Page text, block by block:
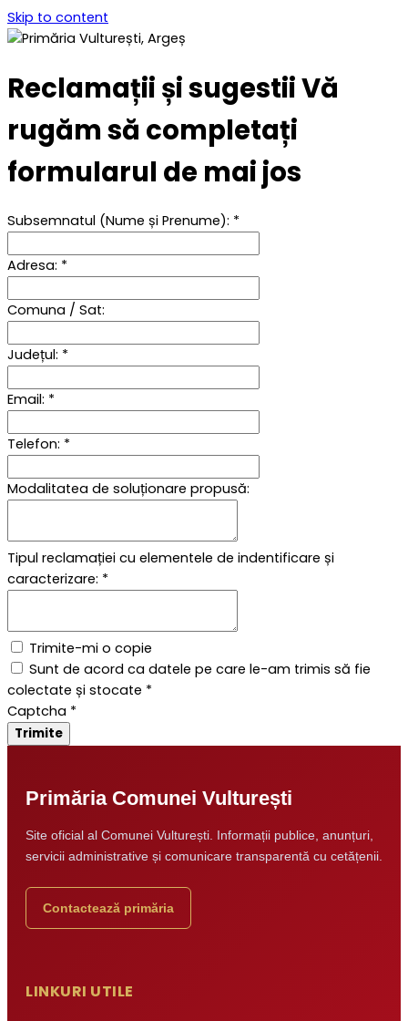
Skip to content
Reclamații și sugestiiVă
rugăm să completați
formularul de mai jos
Subsemnatul (Nume și Prenume): *
Adresa: *
Comuna / Sat:
Județul: *
Email: *
Telefon: *
Modalitatea de soluționare propusă:
Tipul reclamației cu elementele de indentificare și
caracterizare: *
Trimite-mi o copie
Sunt de acord ca datele pe care le-am trimis să fie
colectate și stocate *
Captcha *
Trimite
Primăria Comunei Vulturești
Site oficial al Comunei Vulturești. Informații publice, anunțuri,
servicii administrative și comunicare transparentă cu cetățenii.
Contactează primăria
LINKURI UTILE